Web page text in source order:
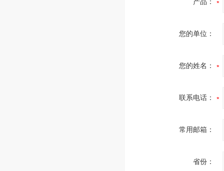
产品：
您的单位：
您的姓名：
联系电话：
常用邮箱：
省份：